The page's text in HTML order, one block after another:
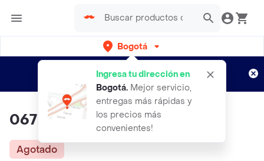
Bogotá
Ingresa tu dirección en
Bogotá. Mejor servicio,
entregas más rápidas y
los precios más
convenientes!
envíos gratis por semanas
Aplican TyC
067 Esposas Ajustables
Agotado